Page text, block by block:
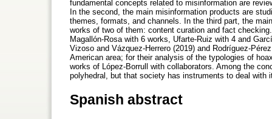
fundamental concepts related to misinformation are
In the second, the main misinformation products are
themes, formats, and channels. In the third part, the
works of two of them: content curation and fact
Magallón-Rosa with 6 works, Ufarte-Ruiz with 4 and
Vizoso and Vázquez-Herrero (2019) and Rodríguez-
American area; for their analysis of the typologies of
works of López-Borrull with collaborators. Among the
polyhedral, but that society has instruments to deal
Spanish abstract